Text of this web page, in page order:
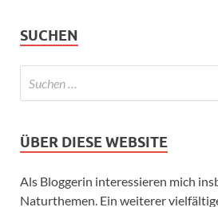
SUCHEN
ÜBER DIESE WEBSITE
Als Bloggerin interessieren mich
Naturthemen. Ein weiterer